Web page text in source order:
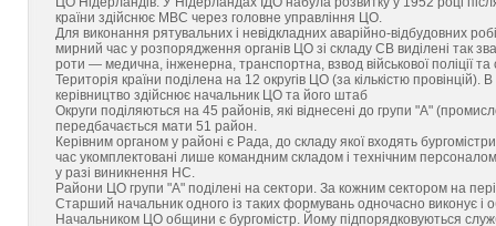
країни здійснює МВС через головне управління ЦО.
Для виконання рятувальних і невідкладних аварійно-відбудовних
мирний час у розпорядження органів ЦО зі складу СВ виділені так
роти — медична, інженерна, транспортна, взвод військової поліції та
Територія країни поділена на 12 округів ЦО (за кількістю провінцій).
керівництво здійснює начальник ЦО та його штаб
Округи поділяються на 45 районів, які віднесені до групи "А"
передбачається мати 51 район.
Керівним органом у районі є Рада, до складу якої входять
час укомплектовані лише командним складом і технічним
у разі виникнення НС.
Райони ЦО групи "А" поділені на сектори. За кожним сектором на
Старший начальник одного із таких формувань одночасно виконує і
Начальником ЦО общини є бургомістр. Йому підпорядковуються